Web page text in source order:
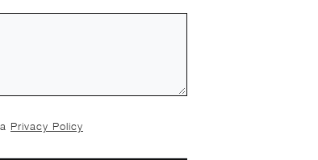
Privacy Policy